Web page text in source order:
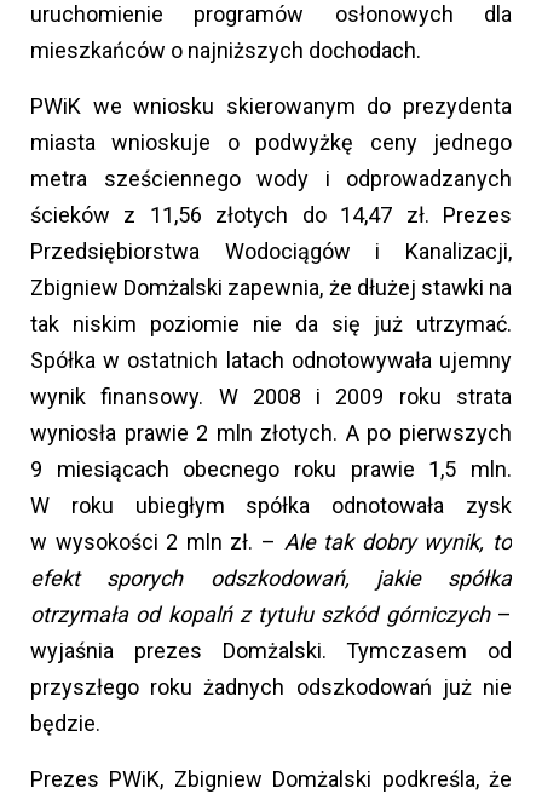
uruchomienie programów osłonowych dla
mieszkańców o najniższych dochodach.
PWiK we wniosku skierowanym do prezydenta
miasta wnioskuje o podwyżkę ceny jednego
metra sześciennego wody i odprowadzanych
ścieków z 11,56 złotych do 14,47 zł. Prezes
Przedsiębiorstwa Wodociągów i Kanalizacji,
Zbigniew Domżalski zapewnia, że dłużej stawki na
tak niskim poziomie nie da się już utrzymać.
Spółka w ostatnich latach odnotowywała ujemny
wynik finansowy. W 2008 i 2009 roku strata
wyniosła prawie 2 mln złotych. A po pierwszych
9 miesiącach obecnego roku prawie 1,5 mln.
W roku ubiegłym spółka odnotowała zysk
w wysokości 2 mln zł. – Ale tak dobry wynik, to
efekt sporych odszkodowań, jakie spółka
otrzymała od kopalń z tytułu szkód górniczych–
wyjaśnia prezes Domżalski. Tymczasem od
przyszłego roku żadnych odszkodowań już nie
będzie.
Prezes PWiK, Zbigniew Domżalski podkreśla, że